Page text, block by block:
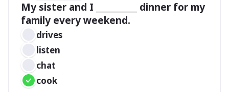
My sister and I __________ dinner for my
family every weekend.
drives
listen
chat
cook